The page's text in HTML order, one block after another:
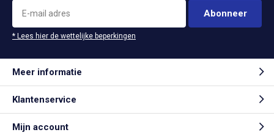
Abonneer
* Lees hier de wettelijke beperkingen
Meer informatie
Klantenservice
Mijn account